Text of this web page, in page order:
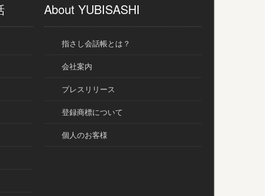
About YUBISASHI
指さし会話帳とは？
会社案内
プレスリリース
登録商標について
個人のお客様